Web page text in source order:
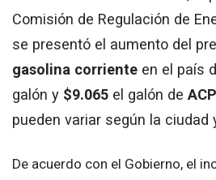
Comisión de Regulación de
se presentó el aumento del
gasolina corriente en el país
galón y $9.065 el galón de
pueden variar según la ciudad
De acuerdo con el Gobierno, el